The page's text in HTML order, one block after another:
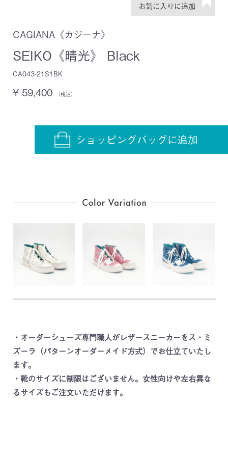
CAGIANA《カジーナ》
SEIKO《晴光》 Black
CA043-21S1BK
¥ 59,400 （税込）
・オーダーシューズ専門職人がレザースニーカーをス・ミ
ズーラ（パターンオーダーメイド方式）でお仕立ていたし
ます。
・靴のサイズに制限はございません。女性向けや左右異な
るサイズもご注文いただけます。
ショッピングバッグに追加